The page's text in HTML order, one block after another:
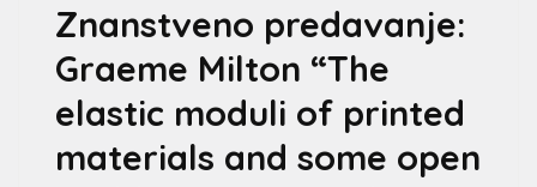
Znanstveno predavanje:
Graeme Milton “The
elastic moduli of printed
materials and some open